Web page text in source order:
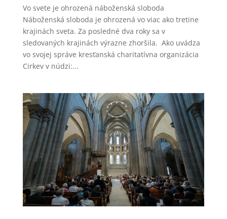
Vo svete je ohrozená náboženská sloboda
Náboženská sloboda je ohrozená vo viac ako tretine
krajinách sveta. Za posledné dva roky sa v
sledovaných krajinách výrazne zhoršila. Ako uvádza
vo svojej správe kresťanská charitatívna organizácia
Cirkev v núdzi:...